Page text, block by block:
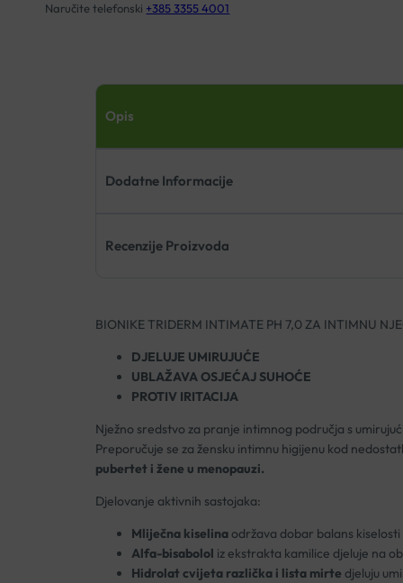
Naručite telefonski +385 3355 4001
Opis
Dodatne Informacije
Recenzije Proizvoda
BIONIKE TRIDERM INTIMATE PH 7,0 ZA INTIMNU
DJELUJE UMIRUJUĆE
UBLAŽAVA OSJEĆAJ SUHOĆE
PROTIV IRITACIJA
Nježno sredstvo za pranje intimnog područja s
Preporučuje se za žensku intimnu higijenu kod
pubertet i žene u menopauzi.
Djelovanje aktivnih sastojaka:
Mliječna kiselinaodržava dobar balans kiselosti
Alfa-bisabolol iz ekstrakta kamilice djeluje na
Hidrolat cvijeta različka i lista mirte djeluju